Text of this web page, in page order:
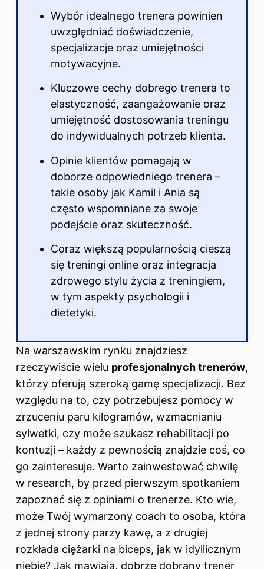
Wybór idealnego trenera powinien
uwzględniać doświadczenie,
specjalizacje oraz umiejętności
motywacyjne.
Kluczowe cechy dobrego trenera to
elastyczność, zaangażowanie oraz
umiejętność dostosowania treningu
do indywidualnych potrzeb klienta.
Opinie klientów pomagają w
doborze odpowiedniego trenera –
takie osoby jak Kamil i Ania są
często wspomniane za swoje
podejście oraz skuteczność.
Coraz większą popularnością cieszą
się treningi online oraz integracja
zdrowego stylu życia z treningiem,
w tym aspekty psychologii i
dietetyki.
Na warszawskim rynku znajdziesz
rzeczywiście wielu profesjonalnych trenerów,
którzy oferują szeroką gamę specjalizacji. Bez
względu na to, czy potrzebujesz pomocy w
zrzuceniu paru kilogramów, wzmacnianiu
sylwetki, czy może szukasz rehabilitacji po
kontuzji – każdy z pewnością znajdzie coś, co
go zainteresuje. Warto zainwestować chwilę
w research, by przed pierwszym spotkaniem
zapoznać się z opiniami o trenerze. Kto wie,
może Twój wymarzony coach to osoba, która
z jednej strony parzy kawę, a z drugiej
rozkłada ciężarki na biceps, jak w idyllicznym
niebie? Jak mawiają, dobrze dobrany trener